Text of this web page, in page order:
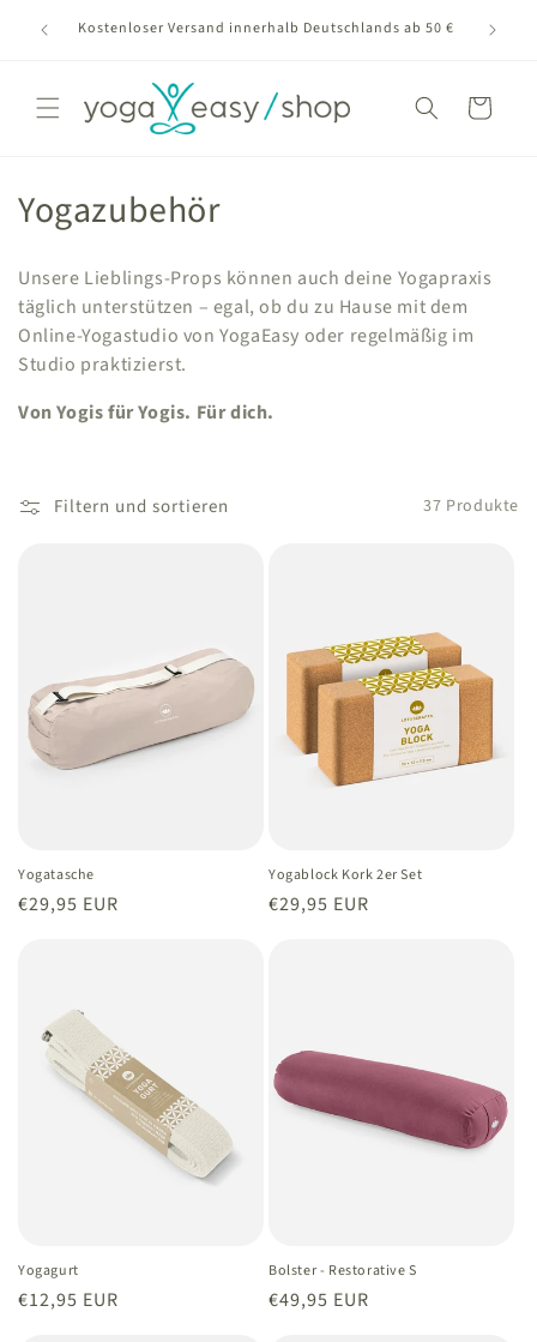
zum
OM in Kostenloser Versand innerhalb Deutschlands ab 50 €
Warenkorb
K
t
e
g
r
Yogazubehör
Unsere Lieblings-Props können auch deine Yogapraxis
täglich unterstützen – egal, ob du zu Hause mit dem
Online-Yogastudio von YogaEasy oder regelmäßig im
Studio praktizierst.
Von Yogis für Yogis. Für dich.
Filtern und sortieren 37 Produkte
Yogatasche
Normaler
€29,95 EUR
Yogablock Kork 2er Set
Normaler
€29,95 EUR
Yogagurt
Normaler
€12,95 EUR
Bolster - Restorative S
Normaler
€49,95 EUR